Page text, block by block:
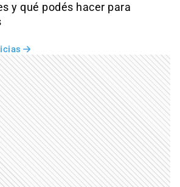
y qué podés hacer para